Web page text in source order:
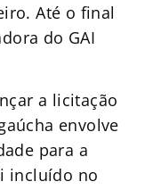
Até o final
do GAI
a licitação
envolve
para a
incluído no